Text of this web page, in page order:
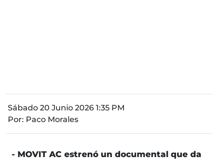
Sábado 20 Junio 2026 1:35 PM
Por: Paco Morales
- MOVIT AC estrenó un documental que da